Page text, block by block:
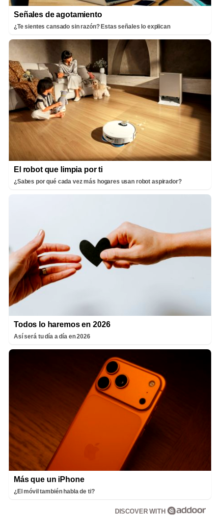
Señales de agotamiento
¿Te sientes cansado sin razón? Estas señales lo explican
El robot que limpia por ti
¿Sabes por qué cada vez más hogares usan robot aspirador?
Todos lo haremos en 2026
Así será tu día a día en 2026
Más que un iPhone
¿El móvil también habla de ti?
DISCOVER WITH